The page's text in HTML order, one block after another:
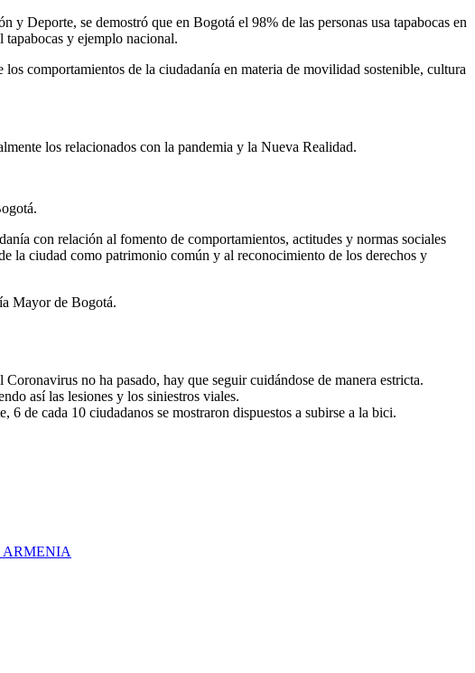
Deporte, se demostró que en Bogotá el 98% de las personas usa tapabocas en
y ejemplo nacional.
comportamientos de la ciudadanía en materia de movilidad sostenible, cultura
los relacionados con la pandemia y la Nueva Realidad.
con relación al fomento de comportamientos, actitudes y normas sociales
la ciudad como patrimonio común y al reconocimiento de los derechos y
Mayor de Bogotá.
no ha pasado, hay que seguir cuidándose de manera estricta.
así las lesiones y los siniestros viales.
de cada 10 ciudadanos se mostraron dispuestos a subirse a la bici.
ARMENIA